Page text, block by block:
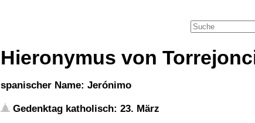
Hieronymus von
spanischer Name: Jerónimo
Gedenktag katholisch: 23. März